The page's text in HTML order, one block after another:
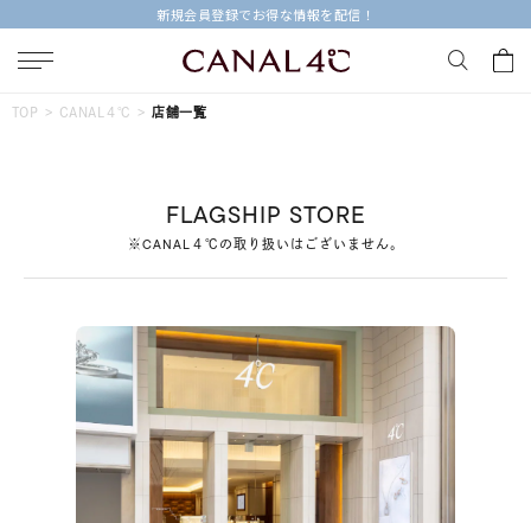
新規会員登録でお得な情報を配信！
#ペア #ダイヤモンド ネックレス
#エタニティ #くまのプーさん
すべてのジュエリー
TOP CANAL４℃ 店舗一覧
FLAGSHIP STORE
※CANAL４℃の取り扱いはございません。